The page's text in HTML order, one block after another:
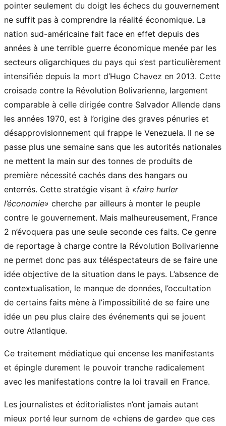
pointer seulement du doigt les échecs du gouvernement
ne suffit pas à comprendre la réalité économique. La
nation sud-américaine fait face en effet depuis des
années à une terrible guerre économique menée par les
secteurs oligarchiques du pays qui s’est particulièrement
intensifiée depuis la mort d’Hugo Chavez en 2013. Cette
croisade contre la Révolution Bolivarienne, largement
comparable à celle dirigée contre Salvador Allende dans
les années 1970, est à l’origine des graves pénuries et
désapprovisionnement qui frappe le Venezuela. Il ne se
passe plus une semaine sans que les autorités nationales
ne mettent la main sur des tonnes de produits de
première nécessité cachés dans des hangars ou
enterrés. Cette stratégie visant à «faire hurler
l’économie» cherche par ailleurs à monter le peuple
contre le gouvernement. Mais malheureusement, France
2 n’évoquera pas une seule seconde ces faits. Ce genre
de reportage à charge contre la Révolution Bolivarienne
ne permet donc pas aux téléspectateurs de se faire une
idée objective de la situation dans le pays. L’absence de
contextualisation, le manque de données, l’occultation
de certains faits mène à l’impossibilité de se faire une
idée un peu plus claire des événements qui se jouent
outre Atlantique.
Ce traitement médiatique qui encense les manifestants
et épingle durement le pouvoir tranche radicalement
avec les manifestations contre la loi travail en France.
Les journalistes et éditorialistes n’ont jamais autant
mieux porté leur surnom de «chiens de garde» que ces